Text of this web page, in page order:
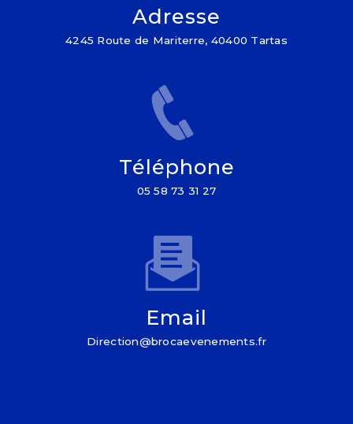
Adresse
4245 Route de Mariterre, 40400 Tartas
Téléphone
05 58 73 31 27
Email
direction@brocaevenements.fr